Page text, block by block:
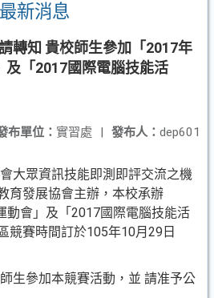
最新消息
轉知 貴校師生參加「2017年
及「2017國際電腦技能活
發布人： dep601
布單位： 實習處 |
大眾資訊技能即測即評交流之機
育發展協會主辦，本校承辦
動會」及「2017國際電腦技能活
競賽時間訂於105年10月29日
生參加本競賽活動，並 請准予公